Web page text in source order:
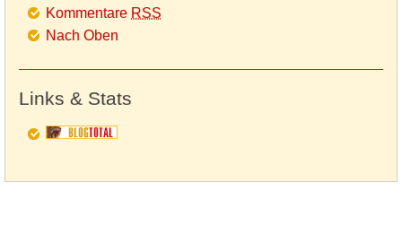
Kommentare RSS
Nach Oben
Links & Stats